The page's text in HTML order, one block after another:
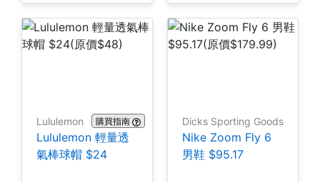
Lululemon 購買指南
Lululemon 輕量透
氣棒球帽 $24
Dicks Sporting Goods
Nike Zoom Fly 6
男鞋 $95.17